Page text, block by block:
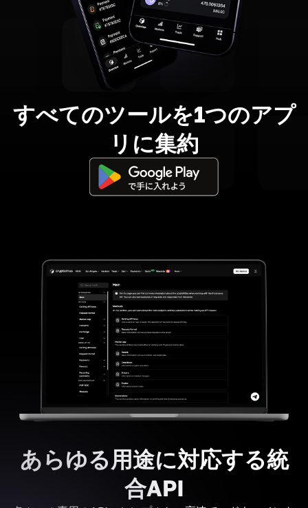
すべてのツールを1つのアプ
リに集約
あらゆる用途に対応する統
合API